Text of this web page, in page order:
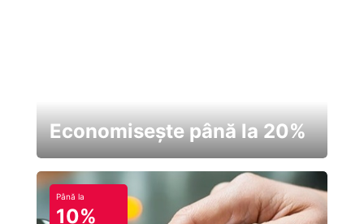
Economisește până la 20%
Până la
10%